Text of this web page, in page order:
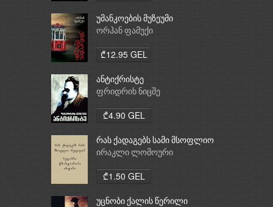
უმანკოების მუზეუმი
ორჰან ფამუქი
₾12.95 GEL
ანტიქრისტე
ფრიდრიხ ნიცშე
₾4.90 GEL
რას ქადაგებს სამი მსოფლიო
რელიგია: ბუდიზმი,
ირაკლი ლომოური
₾1.50 GEL
უცნობი ქალის წერილი